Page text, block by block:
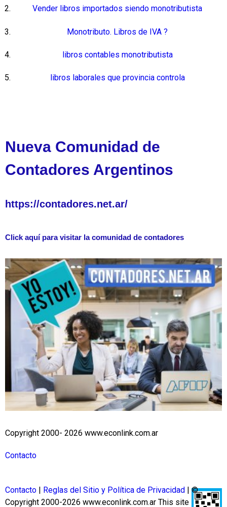
Vender libros importados siendo monotributista
Monotributo. Libros de IVA ?
libros contables monotributista
libros laborales que provincia controla
Nueva Comunidad de
Contadores Argentinos
https://contadores.net.ar/
Click aquí para visitar la comunidad de contadores
Copyright 2000- 2026 www.econlink.com.ar
Contacto
Contacto | Reglas del Sitio y Política de Privacidad | ©
Copyright 2000-2026 www.econlink.com.ar This site